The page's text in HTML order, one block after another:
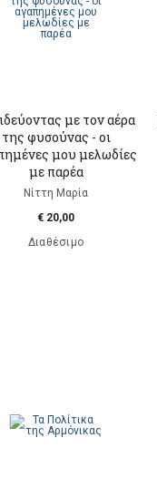
με τον αέρα
της φυσούνας - οι
μου μελωδίες
με παρέα
Νίττη Μαρία
€ 20,00
Διαθέσιμο